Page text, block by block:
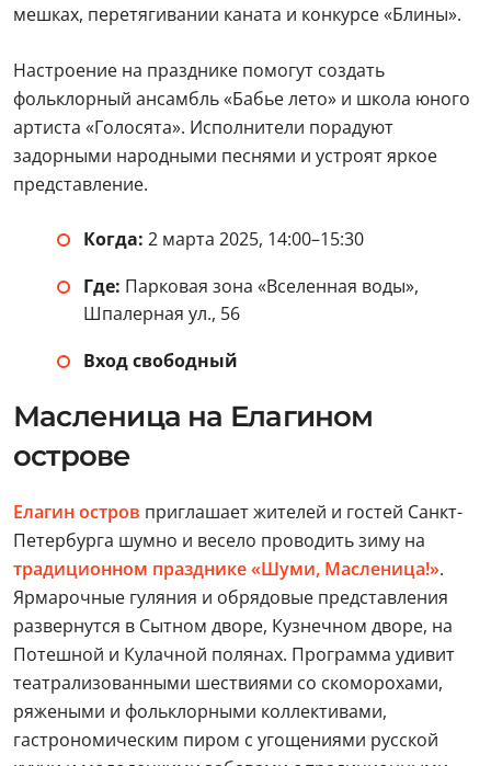
мешках, перетягивании каната и конкурсе «Блины».
Настроение на празднике помогут создать
фольклорный ансамбль «Бабье лето» и школа юного
артиста «Голосята». Исполнители порадуют
задорными народными песнями и устроят яркое
представление.
Когда: 2 марта 2025, 14:00–15:30
Где: Парковая зона «Вселенная воды»,
Шпалерная ул., 56
Вход свободный
Масленица на Елагином
острове
Елагин остров приглашает жителей и гостей Санкт-
Петербурга шумно и весело проводить зиму на
традиционном празднике «Шуми, Масленица!».
Ярмарочные гуляния и обрядовые представления
развернутся в Сытном дворе, Кузнечном дворе, на
Потешной и Кулачной полянах. Программа удивит
театрализованными шествиями со скоморохами,
ряжеными и фольклорными коллективами,
гастрономическим пиром с угощениями русской